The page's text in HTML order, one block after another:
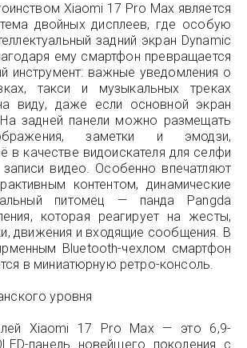
Xiaomi 17 Pro Max является
двойных дисплеев, где особую
задний экран Dynamic
ему смартфон превращается
инструмент: важные уведомления о
такси и музыкальных треках
виду, даже если основной экран
задней панели можно размещать
заметки и эмодзи,
в качестве видоискателя для селфи
видео. Особенно впечатляют
контентом, динамические
питомец — панда Pangda
которая реагирует на жесты,
движения и входящие сообщения. В
Bluetooth-чехлом смартфон
в миниатюрную ретро-консоль.
уровня
Xiaomi 17 Pro Max — это 6,9-
панель новейшего поколения с